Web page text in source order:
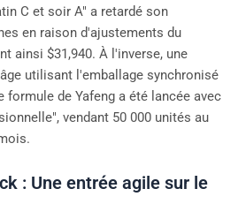
C et soir A" a retardé son
en raison d'ajustements du
ainsi $31,940. À l'inverse, une
utilisant l'emballage synchronisé
formule de Yafeng a été lancée avec
vendant 50 000 unités au
: Une entrée agile sur le